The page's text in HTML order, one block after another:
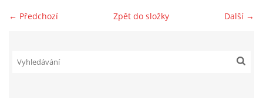
← Předchozí Další →
Zpět do složky